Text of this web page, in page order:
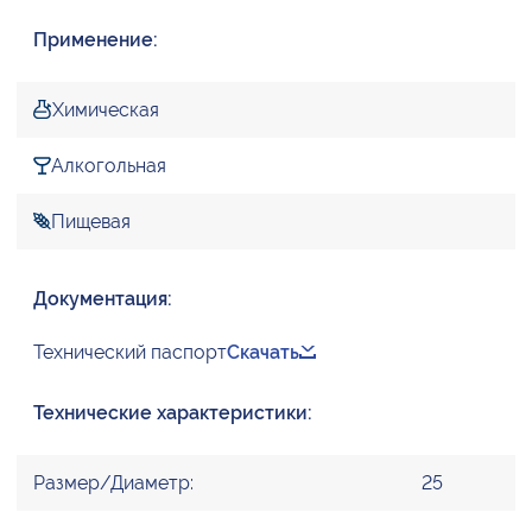
Применение:
Химическая
Алкогольная
Пищевая
Документация:
Технический паспортСкачать
Технические характеристики:
Размер/Диаметр: 25